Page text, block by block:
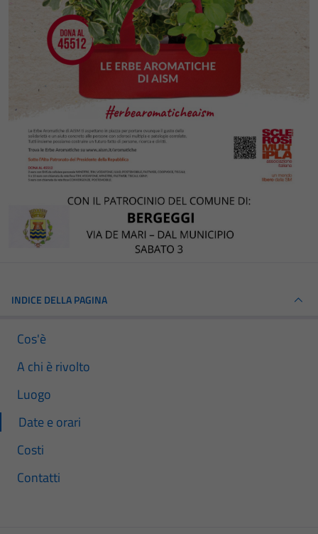
INDICE DELLA PAGINA
Cos'è
A chi è rivolto
Luogo
Date e orari
Costi
Contatti